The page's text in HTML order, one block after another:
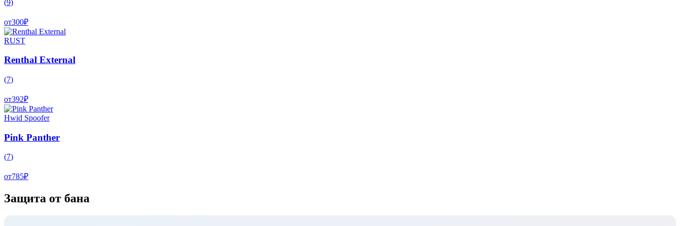
(9)
от300₽
RUST
Renthal External
(7)
от392₽
Hwid Spoofer
Pink Panther
(7)
от785₽
Защита от бана